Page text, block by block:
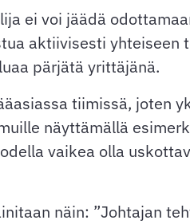
ei voi jäädä
aktiivisesti
pärjätä yrittäjänä.
tiimissä, joten
näyttämällä
vaikea olla
näin: ”Johtajan